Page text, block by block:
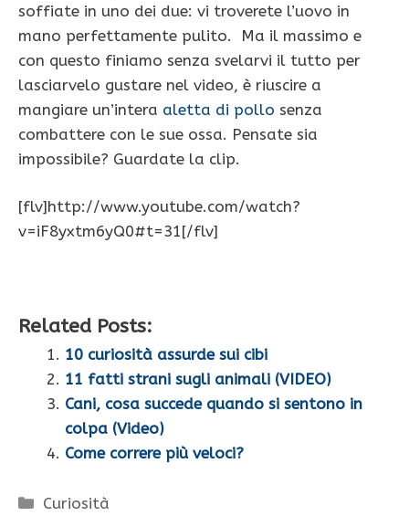
soffiate in uno dei due: vi troverete l’uovo in
mano perfettamente pulito. Ma il massimo e
con questo finiamo senza svelarvi il tutto per
lasciarvelo gustare nel video, è riuscire a
mangiare un’intera aletta di pollo senza
combattere con le sue ossa. Pensate sia
impossibile? Guardate la clip.
[flv]http://www.youtube.com/watch?
v=iF8yxtm6yQ0#t=31[/flv]
Related Posts:
10 curiosità assurde sui cibi
11 fatti strani sugli animali (VIDEO)
Cani, cosa succede quando si sentono in
colpa (Video)
Come correre più veloci?
Categorie
Curiosità